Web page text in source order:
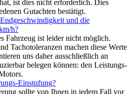
ist dies nicht erforderlich. Dies
Gutachten bestätigt.
und die
h?
Fahrzeug ist leider nicht möglich.
Tachotoleranzen machen diese Werte
uns daher ausschließlich an
belegen können: den Leistungs-
Einstufung?
sollte von Ihnen in jedem Fall vor